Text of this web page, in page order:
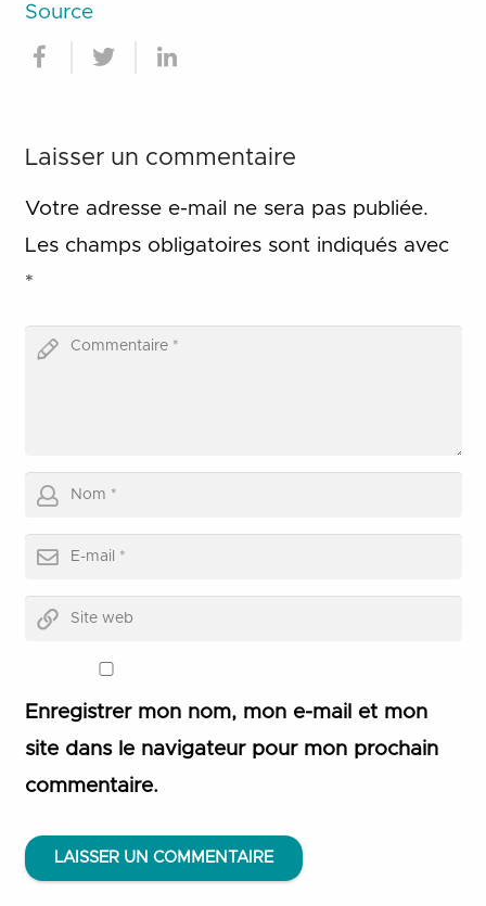
Source
Laisser un commentaire
Votre adresse e-mail ne sera pas publiée.
Les champs obligatoires sont indiqués avec
*
Enregistrer mon nom, mon e-mail et mon
site dans le navigateur pour mon prochain
commentaire.
LAISSER UN COMMENTAIRE